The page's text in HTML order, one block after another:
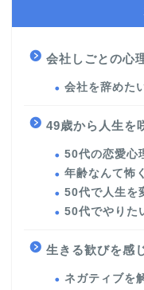
会社しごとの心
会社を辞めた
49歳から人生を
50代の恋愛心
年齢なんて怖
50代で人生を
50代でやりた
生きる歓びを感
ネガティブを